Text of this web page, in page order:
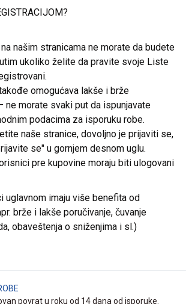
našim stranicama ne morate da budete
ukoliko želite da pravite svoje Liste
omogućava lakše i brže
ne morate svaki put da ispunjavate
podacima za isporuku robe.
naše stranice, dovoljno je prijaviti se,
se" u gornjem desnom uglu.
pre kupovine moraju biti ulogovani
uglavnom imaju više benefita od
brže i lakše poručivanje, čuvanje
obaveštenja o sniženjima i sl.)
povrat u roku od 14 dana od isporuke.